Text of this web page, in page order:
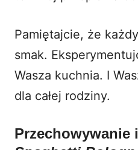
Pamiętajcie, że
smak.
Wasza kuchnia. I
dla całej rodziny.
Przechowywanie